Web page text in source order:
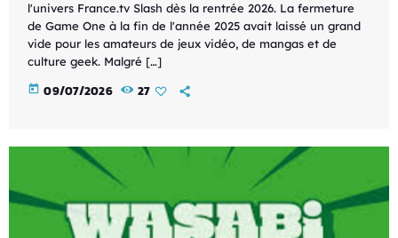
l'univers France.tv Slash dès la rentrée 2026. La fermeture
de Game One à la fin de l'année 2025 avait laissé un grand
vide pour les amateurs de jeux vidéo, de mangas et de
culture geek. Malgré […]
today 09/07/2026 27